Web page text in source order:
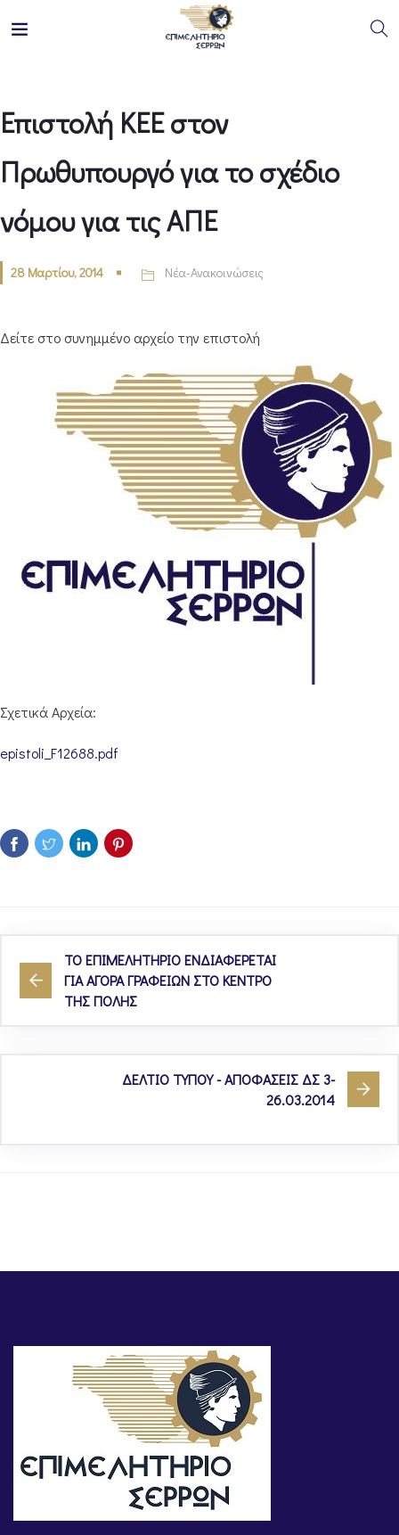
Επιστολή ΚΕΕ στον
Πρωθυπουργό για το σχέδιο
νόμου για τις ΑΠΕ
28 Μαρτίου, 2014 Νέα-Ανακοινώσεις
Δείτε στο συνημμένο αρχείο την επιστολή
Σχετικά Αρχεία:
epistoli_F12688.pdf
ΤΟ ΕΠΙΜΕΛΗΤΗΡΙΟ ΕΝΔΙΑΦΕΡΕΤΑΙ
ΓΙΑ ΑΓΟΡΑ ΓΡΑΦΕΙΩΝ ΣΤΟ ΚΕΝΤΡΟ
ΤΗΣ ΠΟΛΗΣ
ΔΕΛΤΙΟ ΤΥΠΟΥ - ΑΠΟΦΑΣΕΙΣ ΔΣ 3-
26.03.2014